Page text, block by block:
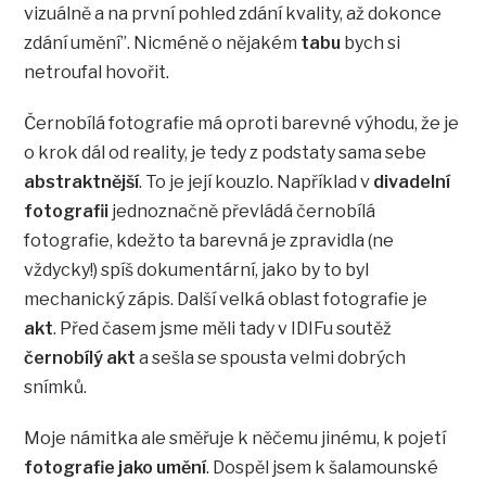
vizuálně a na první pohled zdání kvality, až dokonce
zdání umění”. Nicméně o nějakém tabu bych si
netroufal hovořit.
Černobílá fotografie má oproti barevné výhodu, že je
o krok dál od reality, je tedy z podstaty sama sebe
abstraktnější. To je její kouzlo. Například v divadelní
fotografii jednoznačně převládá černobílá
fotografie, kdežto ta barevná je zpravidla (ne
vždycky!) spíš dokumentární, jako by to byl
mechanický zápis. Další velká oblast fotografie je
akt. Před časem jsme měli tady v IDIFu soutěž
černobílý akt a sešla se spousta velmi dobrých
snímků.
Moje námitka ale směřuje k něčemu jinému, k pojetí
fotografie jako umění. Dospěl jsem k šalamounské